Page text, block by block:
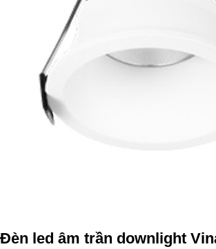
Đèn led âm trần downlight